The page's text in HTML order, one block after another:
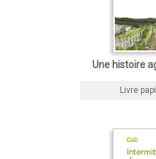
Une histoire
Livre